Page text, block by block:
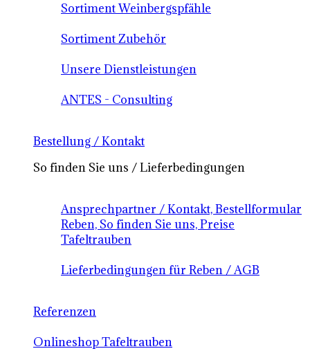
Sortiment Weinbergspfähle
Sortiment Zubehör
Unsere Dienstleistungen
ANTES - Consulting
Bestellung / Kontakt
So finden Sie uns / Lieferbedingungen
Ansprechpartner / Kontakt, Bestellformular
Reben, So finden Sie uns, Preise
Tafeltrauben
Lieferbedingungen für Reben / AGB
Referenzen
Onlineshop Tafeltrauben